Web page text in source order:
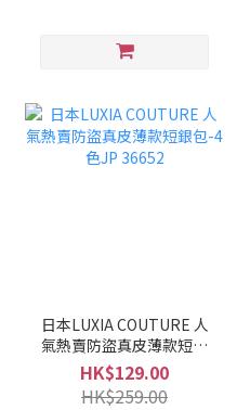
日本LUXIA COUTURE 人
氣熱賣防盜真皮薄款短銀
包-4色JP 36652
HK$129.00
HK$259.00